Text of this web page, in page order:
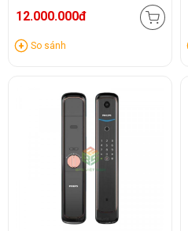
12.000.000đ
So sánh